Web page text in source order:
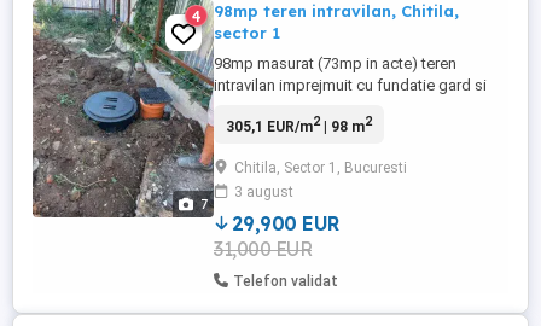
7
4
98mp teren intravilan, Chitila,
sector 1
98mp masurat (73mp in acte) teren
intravilan imprejmuit cu fundatie gard si
Înscris la Taxe și Impozite ocupat de
Ruina nu e inscrisa la Cadastru. Utilitati
apa-canal cu acte Apa Nova , ATR
bransament electric permanent ...
305,1 EUR/m2| 98 m2
Chitila, Sector 1, Bucuresti
3 august
29,900 EUR
31,000 EUR
Telefon validat